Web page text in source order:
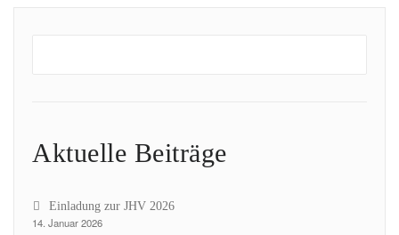
Aktuelle Beiträge
Einladung zur JHV 2026
14. Januar 2026